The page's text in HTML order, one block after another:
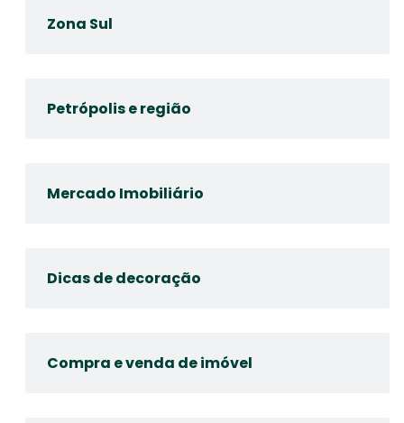
Zona Sul
Petrópolis e região
Mercado Imobiliário
Dicas de decoração
Compra e venda de imóvel